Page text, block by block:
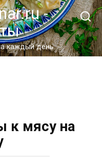
-
каждый день
к мясу на